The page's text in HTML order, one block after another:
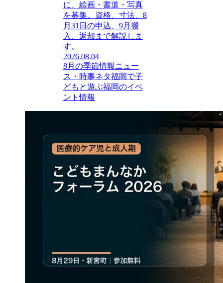
に、絵画・書道・写真
を募集。資格、寸法、8
月31日の申込、9月搬
入、返却まで解説しま
す。
2026.08.04
8月の季節情報ニュー
ス・時事ネタ福岡で子
どもと遊ぶ福岡のイベ
ント情報